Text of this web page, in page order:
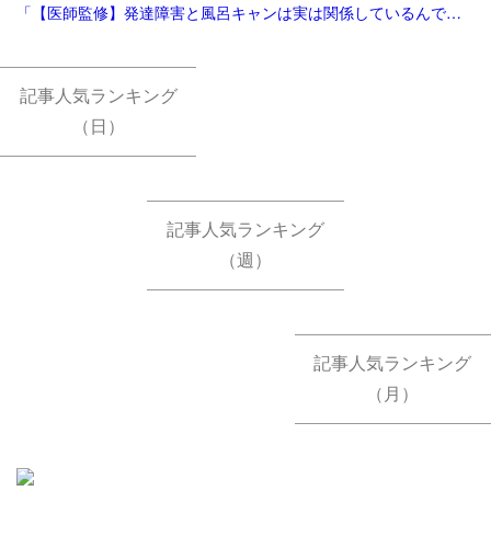
「【医師監修】発達障害と風呂キャンは実は関係しているんです！ - 新宿ペリカンこころクリニック【心療内科/精神科】」
記事人気ランキング
（日）
記事人気ランキング
（週）
記事人気ランキング
（月）